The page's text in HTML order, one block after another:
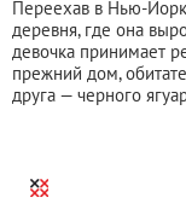
Переехав в Нью-
деревня, где она
девочка принимает
прежний дом,
друга — черного